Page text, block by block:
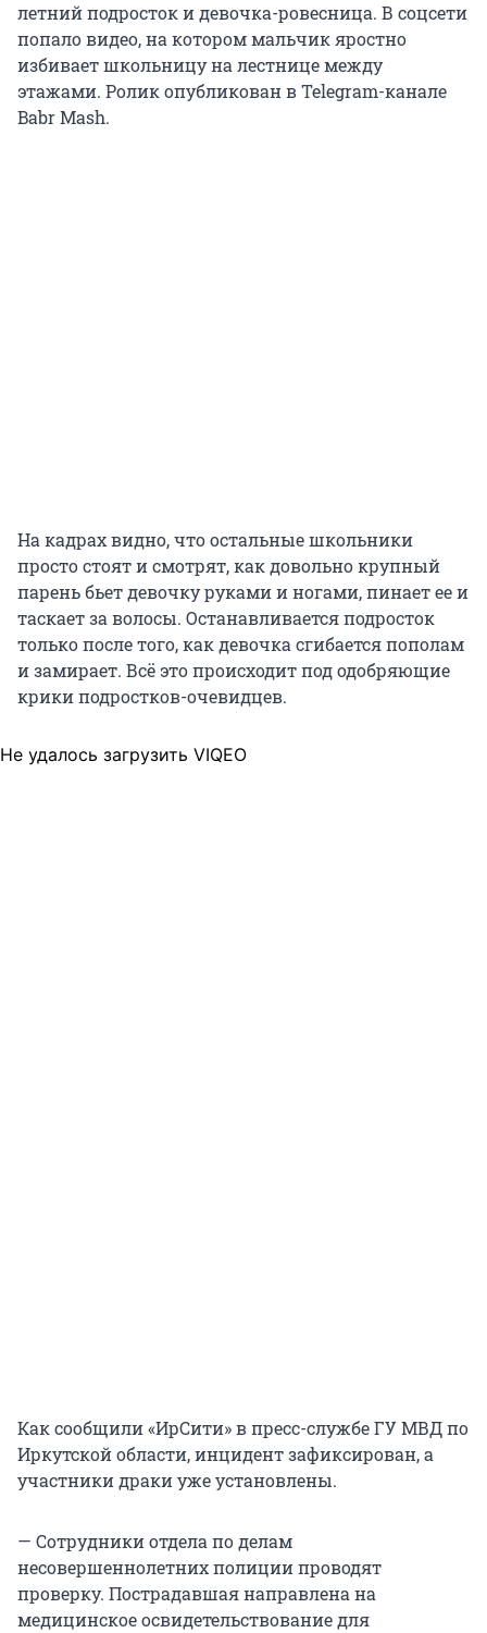
летний подросток и девочка-ровесница. В соцсети
попало видео, на котором мальчик яростно
избивает школьницу на лестнице между
этажами. Ролик опубликован в Telegram-канале
Babr Mash.
На кадрах видно, что остальные школьники
просто стоят и смотрят, как довольно крупный
парень бьет девочку руками и ногами, пинает ее и
таскает за волосы. Останавливается подросток
только после того, как девочка сгибается пополам
и замирает. Всё это происходит под одобряющие
крики подростков-очевидцев.
Не удалось загрузить VIQEO
Как сообщили «ИрСити» в пресс-службе ГУ МВД по
Иркутской области, инцидент зафиксирован, а
участники драки уже установлены.
— Сотрудники отдела по делам
несовершеннолетних полиции проводят
проверку. Пострадавшая направлена на
медицинское освидетельствование для